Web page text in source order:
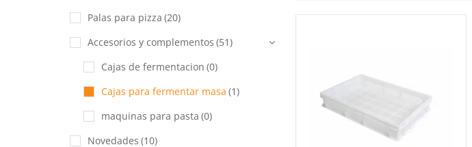
Palas para pizza (20)
Accesorios y complementos (51)
Cajas de fermentacion (0)
Cajas para fermentar masa (1)
maquinas para pasta (0)
Novedades (10)